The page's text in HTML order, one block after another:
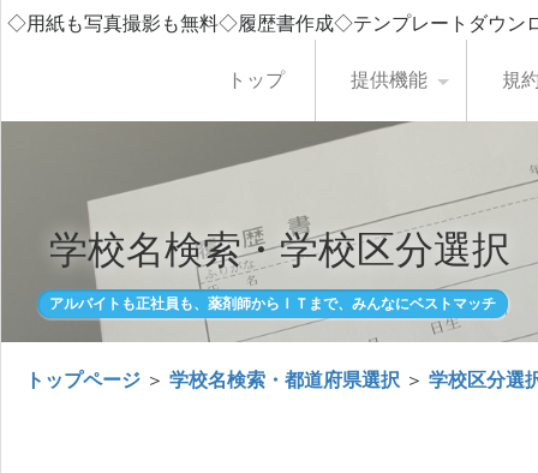
◇用紙も写真撮影も無料◇履歴書作成◇テンプレートダウ
トップ 提供機能 規
学校名検索・学校区分選択
アルバイトも正社員も、薬剤師からＩＴまで、みんなにベストマッチ
トップページ ＞ 学校名検索・都道府県選択 ＞ 学校区分選